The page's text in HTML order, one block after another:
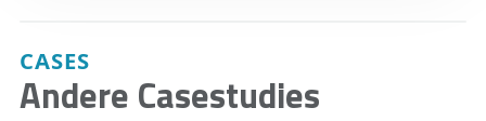
CASES
Andere Casestudies